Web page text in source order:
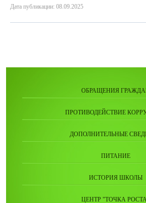
Дата публикации: 08.09.2025
ОБРАЩЕНИЯ
ПРОТИВОДЕЙСТВИЕ
ДОПОЛНИТЕЛЬНЫЕ
ПИТАНИЕ
ИСТОРИЯ ШКОЛЫ
ЦЕНТР "ТОЧКА